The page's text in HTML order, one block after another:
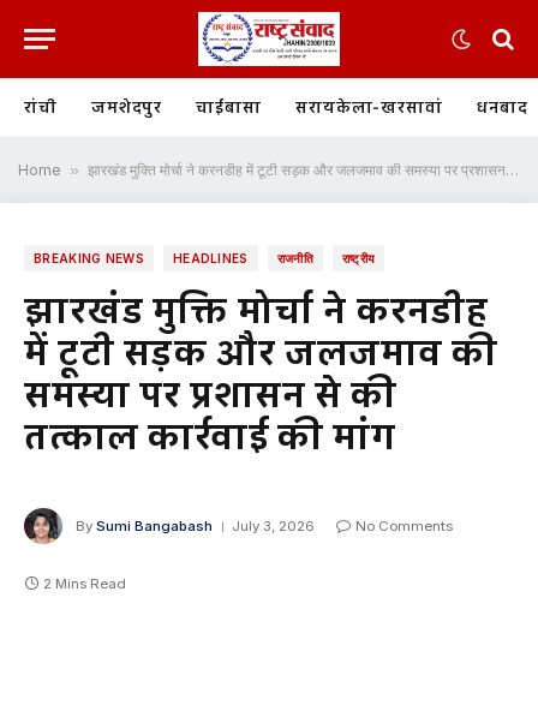
रांची जमशेदपुर चाईबासा सरायकेला-खरसावां धनबाद
Home » झारखंड मुक्ति मोर्चा ने करनडीह में टूटी सड़क और जलजमाव की समस्या पर प्रशासन से की तत्काल कार्रवाई की मांग
BREAKING NEWS HEADLINES राजनीति राष्ट्रीय
झारखंड मुक्ति मोर्चा ने करनडीह
में टूटी सड़क और जलजमाव की
समस्या पर प्रशासन से की
तत्काल कार्रवाई की मांग
By Sumi Bangabash July 3, 2026 No Comments
2 Mins Read